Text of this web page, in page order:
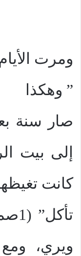
ومرت
” وهكذا
صار سنة
إلى بيت
كانت
ويري،